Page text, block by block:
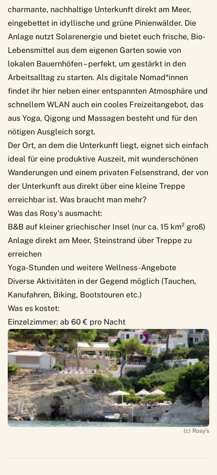
charmante, nachhaltige Unterkunft direkt am Meer,
eingebettet in idyllische und grüne Pinienwälder. Die
Anlage nutzt Solarenergie und bietet euch frische, Bio-
Lebensmittel aus dem eigenen Garten sowie von
lokalen Bauernhöfen – perfekt, um gestärkt in den
Arbeitsalltag zu starten. Als digitale Nomad*innen
findet ihr hier neben einer entspannten Atmosphäre und
schnellem WLAN auch ein cooles Freizeitangebot, das
aus Yoga, Qigong und Massagen besteht und für den
nötigen Ausgleich sorgt.
Der Ort, an dem die Unterkunft liegt, eignet sich einfach
ideal für eine produktive Auszeit, mit wunderschönen
Wanderungen und einem privaten Felsenstrand, der von
der Unterkunft aus direkt über eine kleine Treppe
erreichbar ist. Was braucht man mehr?
Was das Rosy’s ausmacht:
B&B auf kleiner griechischer Insel (nur ca. 15 km² groß)
Anlage direkt am Meer, Steinstrand über Treppe zu
erreichen
Yoga-Stunden und weitere Wellness-Angebote
Diverse Aktivitäten in der Gegend möglich (Tauchen,
Kanufahren, Biking, Bootstouren etc.)
Was es kostet:
Einzelzimmer: ab 60 € pro Nacht
(c) Rosy’s